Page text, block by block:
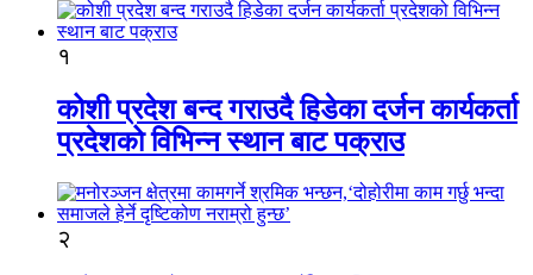
१
कोशी प्रदेश बन्द गराउदै हिडेका दर्जन कार्यकर्ता
प्रदेशको विभिन्न स्थान बाट पक्राउ
२